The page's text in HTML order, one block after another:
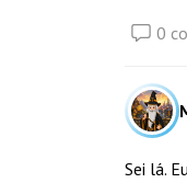
0
Sei lá.